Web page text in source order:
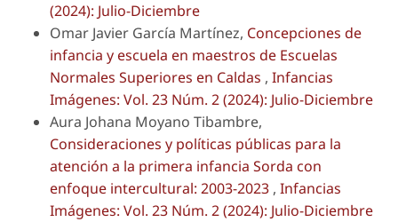
(2024): Julio-Diciembre
Omar Javier García Martínez, Concepciones de
infancia y escuela en maestros de Escuelas
Normales Superiores en Caldas , Infancias
Imágenes: Vol. 23 Núm. 2 (2024): Julio-Diciembre
Aura Johana Moyano Tibambre,
Consideraciones y políticas públicas para la
atención a la primera infancia Sorda con
enfoque intercultural: 2003-2023 , Infancias
Imágenes: Vol. 23 Núm. 2 (2024): Julio-Diciembre